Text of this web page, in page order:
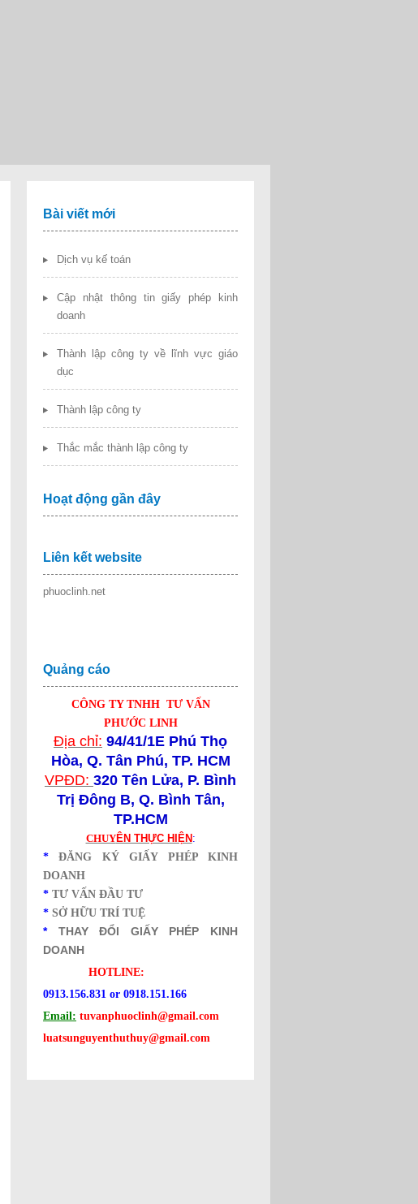
Bài viết mới
Dịch vụ kế toán
Cập nhật thông tin giấy phép kinh
doanh
Thành lập công ty về lĩnh vực giáo
dục
Thành lập công ty
Thắc mắc thành lập công ty
Hoạt động gần đây
Liên kết website
phuoclinh.net
Quảng cáo
CÔNG TY TNHH TƯ VẤN
PHƯỚC LINH
Địa chỉ: 94/41/1E Phú Thọ
Hòa, Q. Tân Phú, TP. HCM
VPĐD: 320 Tên Lửa, P. Bình
Trị Đông B, Q. Bình Tân,
TP.HCM
CHUYÊN THỰC HIỆN :
*ĐĂNG KÝ GIẤY PHÉP KINH
DOANH
* TƯ VẤN ĐẦU TƯ
* SỞ HỮU TRÍ TUỆ
* THAY ĐỔI GIẤY PHÉP KINH
DOANH
HOTLINE:
0913.156.831 or 0918.151.166
Email: tuvanphuoclinh@gmail.com
luatsunguyenthuthuy@gmail.com